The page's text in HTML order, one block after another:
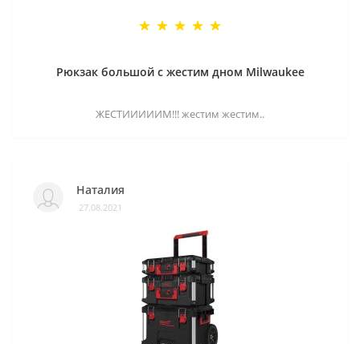
Рюкзак большой с жестим дном Milwaukee
ЖЕСТИИИИИМ!!! жестим жестим..
Наталия
27.08.2021